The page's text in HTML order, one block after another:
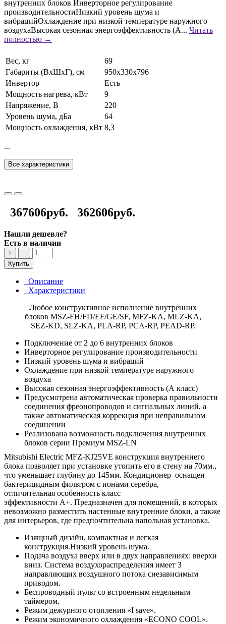
внутренних блоков Инверторное регулирование
производительностиНизкий уровень шума и
вибрацийОхлаждение при низкой температуре наружного
воздухаВысокая сезонная энергоэффективность (А... Читать
полностью →
Вес, кг
69
Габариты (ВхШхГ), см
950х330х796
Инвертор
Есть
Мощность нагрева, кВт
9
Напряжение, В
220
Уровень шума, дБа
64
Мощность охлаждения, кВт 8,3
...
Все характеристики
367606руб. 362606руб.
Нашли дешевле?
Есть в наличии
+
−
Купить
Описание
Характеристики
Любое конструктивное исполнение внутренних
блоков MSZ-FH/FD/EF/GE/SF, MFZ-KA, MLZ-KA,
SEZ-KD, SLZ-KA, PLA-RP, PCA-RP, PEAD-RP.
Подключение от 2 до 6 внутренних блоков
Инверторное регулирование производительности
Низкий уровень шума и вибраций
Охлаждение при низкой температуре наружного
воздуха
Высокая сезонная энергоэффективность (А класс)
Предусмотрена автоматическая проверка правильности
соединения фреонопроводов и сигнальных линий, а
также автоматическая коррекция при неправильном
соединении
Реализована возможность подключения внутренних
блоков серии Премиум MSZ-LN
Mitsubishi Electric MFZ-KJ25VE конструкция внутреннего
блока позволяет при установке утопить его в стену на 70мм.,
что уменьшает глубину до 145мм. Кондиционер оснащен
бактерицидным фильтром с ионами серебра,
отличительная особенность класс
эффективности А+. Предназначен для помещений, в которых
невозможно разместить настенные внутренние блоки, а также
для интерьеров, где предпочтительна напольная установка.
Изящный дизайн, компактная и легкая
конструкция.Низкий уровень шума.
Подача воздуха вверх или в двух направлениях: вверхи
вниз. Система воздухораспределения имеет 3
направляющих воздушного потока снезависимым
приводом.
Беспроводный пульт со встроенным недельным
таймером.
Режим дежурного отопления «I save».
Режим экономичного охлаждения «ECONO COOL».